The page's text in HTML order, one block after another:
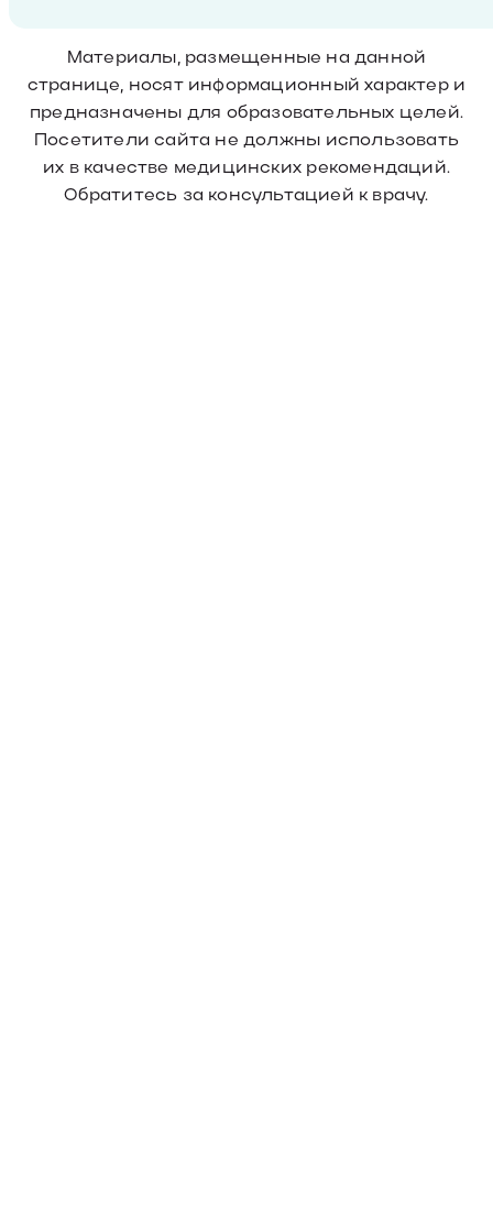
Материалы, размещенные на данной
странице, носят информационный характер и
предназначены для образовательных целей.
Посетители сайта не должны использовать
их в качестве медицинских рекомендаций.
Обратитесь за консультацией к врачу.